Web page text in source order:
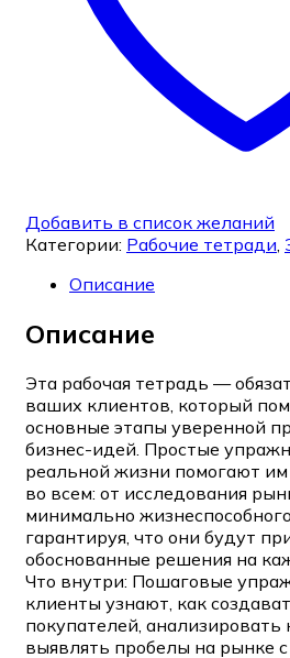
Добавить в список желаний
Категории: Рабочие тетради,
Описание
Описание
Эта рабочая тетрадь —
ваших клиентов, который
основные этапы уверенной
бизнес-идей. Простые
реальной жизни помогают
во всем: от исследования
минимально
гарантируя, что они будут
обоснованные решения на
Что внутри: Пошаговые
клиенты узнают, как
покупателей, анализировать
выявлять пробелы на рынке